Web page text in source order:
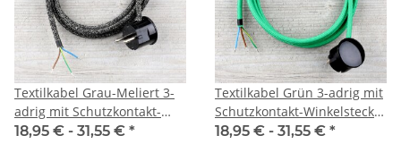
Textilkabel Grau-Meliert 3-
adrig mit Schutzkontakt-
Winkelstecker
18,95 € - 31,55 € *
Textilkabel Grün 3-adrig mit
Schutzkontakt-Winkelstecker
Anschlussleitung Zuleitung
18,95 € - 31,55 € *